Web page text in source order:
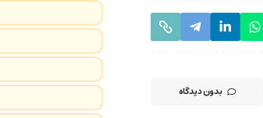
بدون دیدگاه